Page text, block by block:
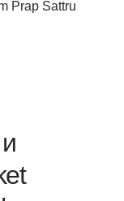
Prap Sattru